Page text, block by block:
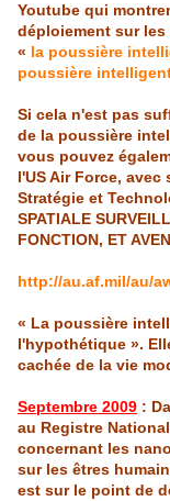
Youtube qui
déploiement sur
« la poussière
poussière
Si cela n'est pas
de la poussière
vous pouvez
l'USAir Force, avec
Stratégie et
SPATIALE
FONCTION, ET
http://au.af.mil/au/
« La poussière
l'hypothétique ».
cachée de la vie
Septembre 2009 :
au Registre
concernant les
sur les êtres
est sur le point de